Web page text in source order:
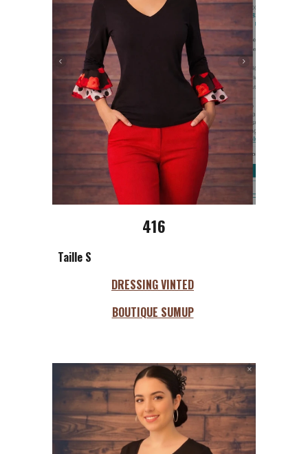
416
Taille S
DRESSING VINTED
BOUTIQUE SUMUP